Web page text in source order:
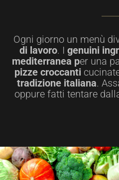
Ogni giorno un menù
di lavoro. I genuini
mediterranea per una
pizze croccanti
tradizione italiana.
oppure fatti tentare